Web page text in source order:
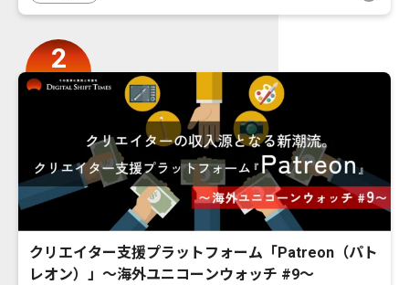
クリエイター支援プラットフォーム「Patreon（パト
レオン）」〜海外ユニコーンウォッチ #9〜